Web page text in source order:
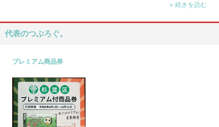
» 続きを読む
代表のつぶろぐ。
プレミアム商品券